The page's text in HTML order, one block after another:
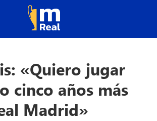
«Quiero jugar
cinco años más
Madrid»